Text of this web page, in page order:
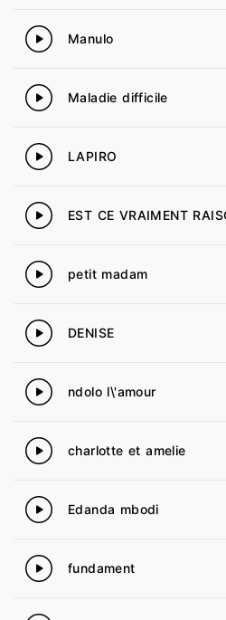
35 Manulo
36 Maladie difficile
37 LAPIRO
38 EST CE VRAIMENT
39 petit madam
40 DENISE
41 ndolo l\'amour
42 charlotte et amelie
43 Edanda mbodi
44 fundament